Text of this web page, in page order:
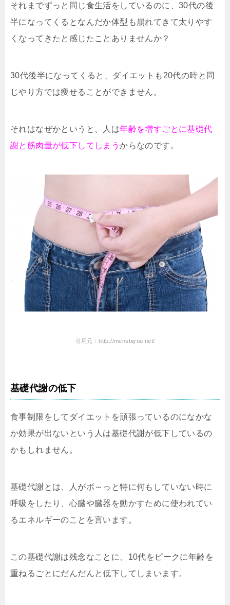
それまでずっと同じ食生活をしているのに、30代の後
半になってくるとなんだか体型も崩れてきて太りやす
くなってきたと感じたことありませんか？
30代後半になってくると、ダイエットも20代の時と同
じやり方では痩せることができません。
それはなぜかというと、人は年齢を増すごとに基礎代
謝と筋肉量が低下してしまうからなのです。
引用元：http://mensbiyou.net/
基礎代謝の低下
食事制限をしてダイエットを頑張っているのになかな
か効果が出ないという人は基礎代謝が低下しているの
かもしれません。
基礎代謝とは、人がボ～っと特に何もしていない時に
呼吸をしたり、心臓や臓器を動かすために使われてい
るエネルギーのことを言います。
この基礎代謝は残念なことに、10代をピークに年齢を
重ねるごとにだんだんと低下してしまいます。